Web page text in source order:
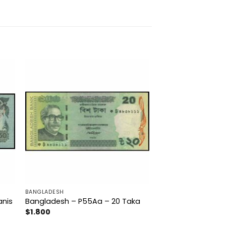
BANGLADESH
Bangladesh – P55Aa – 20 Taka
$1.800